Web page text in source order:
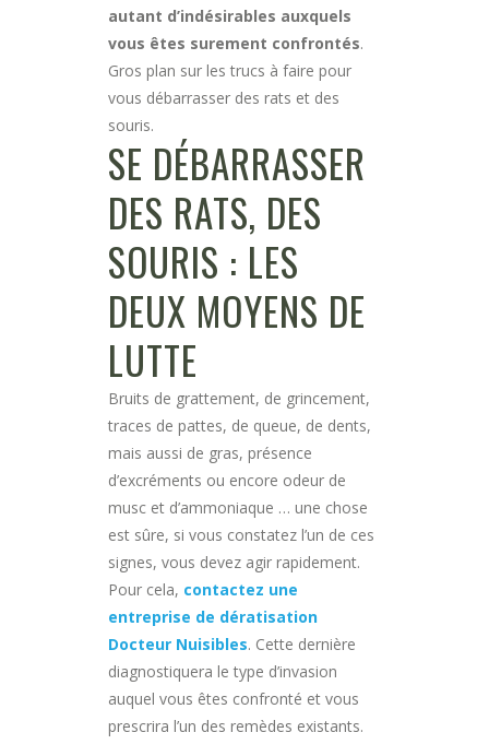
autant d’indésirables auxquels
vous êtes surement confrontés.
Gros plan sur les trucs à faire pour
vous débarrasser des rats et des
souris.
SE DÉBARRASSER
DES RATS, DES
SOURIS : LES
DEUX MOYENS DE
LUTTE
Bruits de grattement, de grincement,
traces de pattes, de queue, de dents,
mais aussi de gras, présence
d’excréments ou encore odeur de
musc et d’ammoniaque … une chose
est sûre, si vous constatez l’un de ces
signes, vous devez agir rapidement.
Pour cela, contactez une
entreprise de dératisation
Docteur Nuisibles. Cette dernière
diagnostiquera le type d’invasion
auquel vous êtes confronté et vous
prescrira l’un des remèdes existants.